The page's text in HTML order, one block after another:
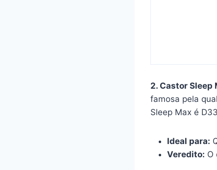
2. Castor Sleep
famosa pela
Sleep Max é
Ideal para:
Veredito: O